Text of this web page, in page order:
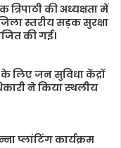
त्रिपाठी की अध्यक्षता में
स्तरीय सड़क सुरक्षा
की गई।
लिए जन सुविधा केंद्रों
ने किया स्थलीय
प्लांटिंग कार्यक्रम